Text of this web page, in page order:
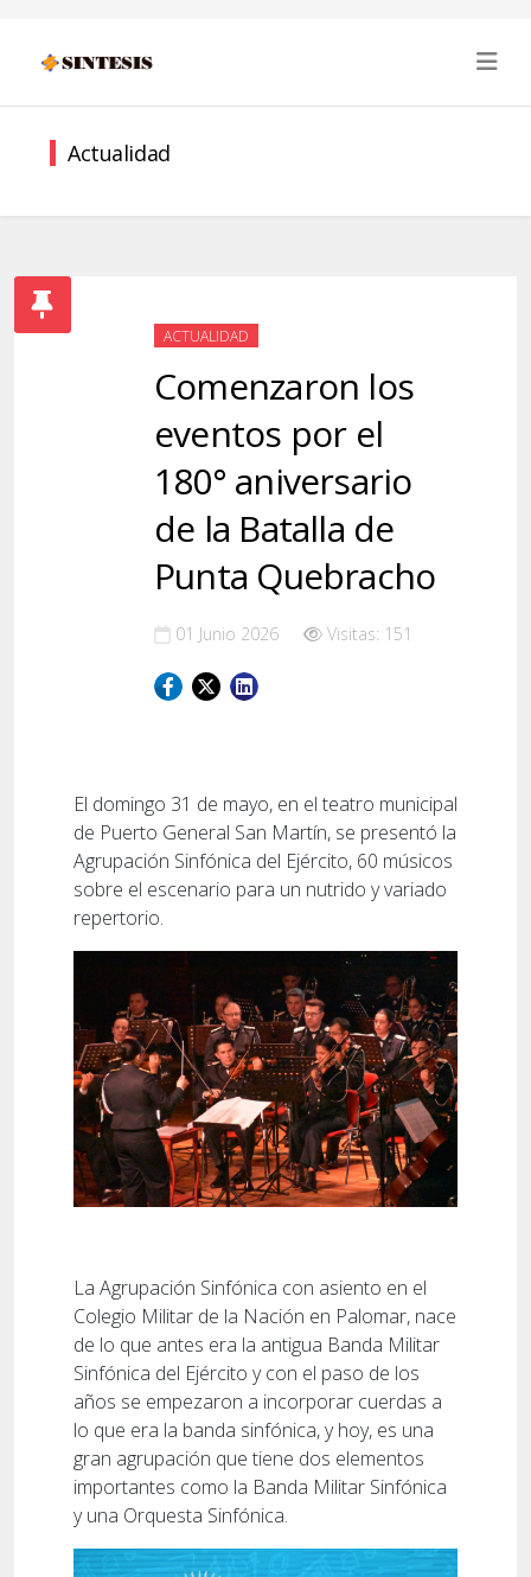
Actualidad
ACTUALIDAD
Comenzaron los
eventos por el
180° aniversario
de la Batalla de
Punta Quebracho
01 Junio 2026 Visitas: 151
El domingo 31 de mayo, en el teatro municipal
de Puerto General San Martín, se presentó la
Agrupación Sinfónica del Ejército, 60 músicos
sobre el escenario para un nutrido y variado
repertorio.
La Agrupación Sinfónica con asiento en el
Colegio Militar de la Nación en Palomar, nace
de lo que antes era la antigua Banda Militar
Sinfónica del Ejército y con el paso de los
años se empezaron a incorporar cuerdas a
lo que era la banda sinfónica, y hoy, es una
gran agrupación que tiene dos elementos
importantes como la Banda Militar Sinfónica
y una Orquesta Sinfónica.